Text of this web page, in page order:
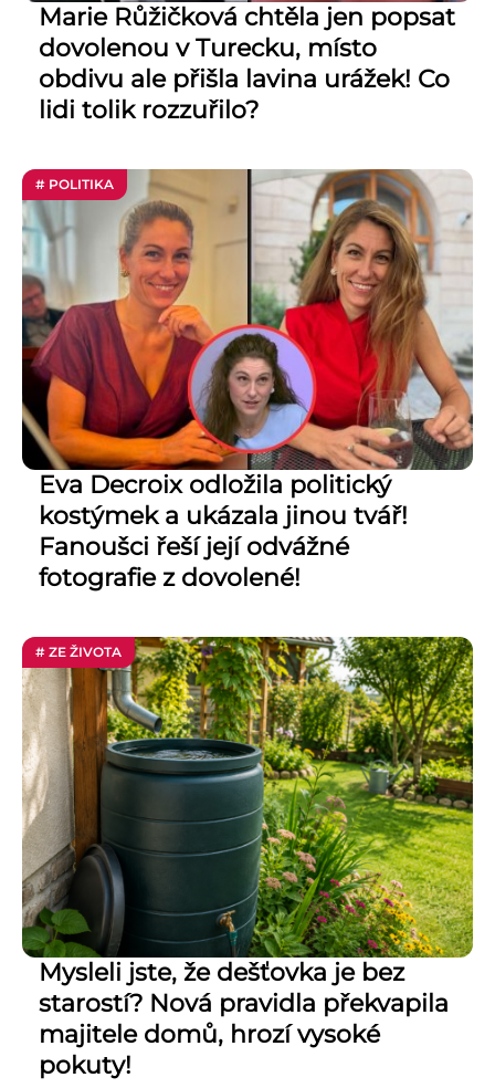
Marie Růžičková chtěla jen popsat
dovolenou v Turecku, místo
obdivu ale přišla lavina urážek! Co
lidi tolik rozzuřilo?
# POLITIKA
Eva Decroix odložila politický
kostýmek a ukázala jinou tvář!
Fanoušci řeší její odvážné
fotografie z dovolené!
# ZE ŽIVOTA
Mysleli jste, že dešťovka je bez
starostí? Nová pravidla překvapila
majitele domů, hrozí vysoké
pokuty!